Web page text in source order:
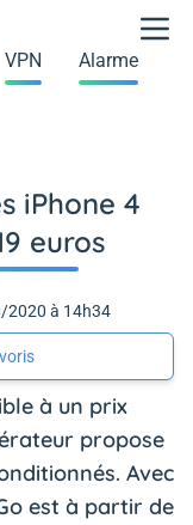
VPN Alarme
iPhone 4
euros
2020 à 14h34
à un prix
propose
Avec
est à partir de